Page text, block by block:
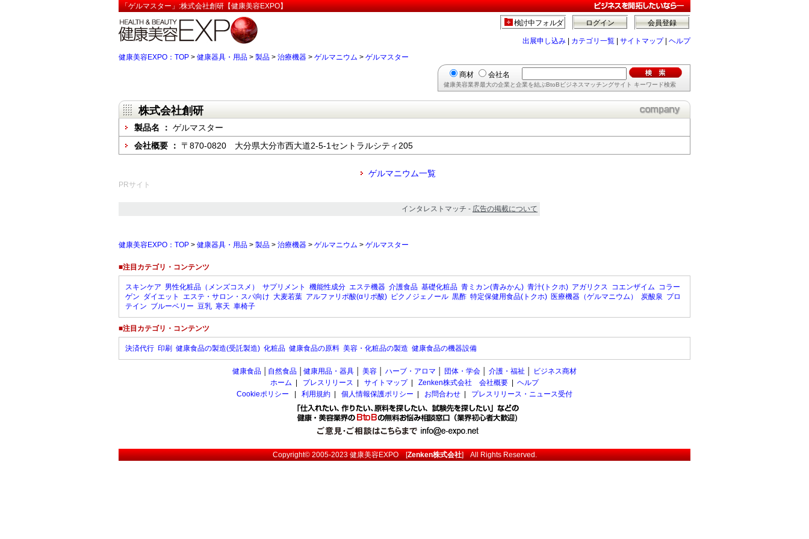
「ゲルマスター」:株式会社創研【健康美容EXPO】
会員登録
ログイン
検討中フォルダ
出展申し込み カテゴリ一覧 サイトマップ| ヘルプ
健康美容EXPO：TOP > 健康器具・用品 > 製品 > 治療機器 > ゲルマニウム > ゲルマスター
商材 会社名
健康美容業界最大の企業と企業を結ぶBtoBビジネスマッチングサイト キーワード検索
株式会社創研
製品名 ： ゲルマスター
会社概要 ： 〒870-0820 大分県大分市西大道2-5-1セントラルシティ205
ゲルマニウム一覧
PRサイト
インタレストマッチ - 広告の掲載について
健康美容EXPO：TOP > 健康器具・用品 > 製品 > 治療機器 > ゲルマニウム > ゲルマスター
■注目カテゴリ・コンテンツ
スキンケア 男性化粧品（メンズコスメ） サプリメント 機能性成分 エステ機器 介護食品 基礎化粧品 青ミカン(青みかん) 青汁(トクホ) アガリクス コエンザイム コラー
ゲン ダイエット エステ・サロン・スパ向け 大麦若葉 アルファリポ酸(αリポ酸) ピクノジェノール 黒酢 特定保健用食品(トクホ) 医療機器（ゲルマニウム） 炭酸泉 プロ
テイン ブルーベリー 豆乳 寒天 車椅子
■注目カテゴリ・コンテンツ
決済代行 印刷 健康食品の製造(受託製造) 化粧品 健康食品の原料 美容・化粧品の製造 健康食品の機器設備
健康食品 自然食品 健康用品・器具 美容 ハーブ・アロマ 団体・学会 介護・福祉
ビジネス商材
ホーム
プレスリリース サイトマップ| Zenken株式会社 会社概要
ヘルプ
Cookieポリシー
利用規約 個人情報保護ポリシー お問合わせ プレスリリース・ニュース受付
Copyright© 2005-2023健康美容EXPO[Zenken株式会社] All Rights Reserved.